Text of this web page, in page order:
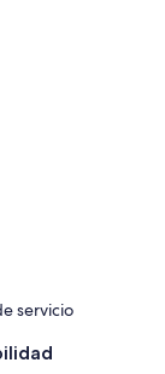
servicio